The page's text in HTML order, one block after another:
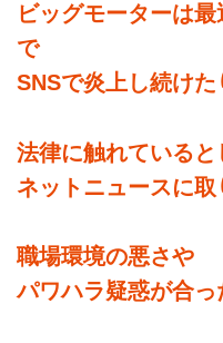
ビッグモーターは
で
SNSで炎上し続けた
法律に触れていると
ネットニュースに取
職場環境の悪さや
パワハラ疑惑が合っ